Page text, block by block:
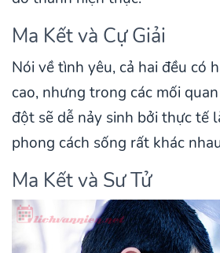
Ma Kết và Cự Giải
Nói về tình yêu, cả hai đều có
cao, nhưng trong các mối
đột sẽ dễ nảy sinh bởi thực tế
phong cách sống rất khác
Ma Kết và Sư Tử